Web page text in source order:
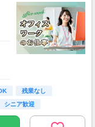
残業なし
シニア歓迎